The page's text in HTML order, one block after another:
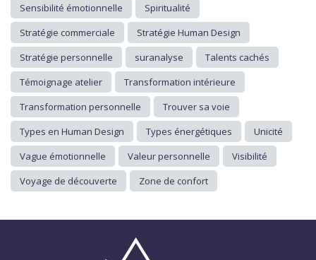
Sensibilité émotionnelle
Spiritualité
Stratégie commerciale
Stratégie Human Design
Stratégie personnelle
suranalyse
Talents cachés
Témoignage atelier
Transformation intérieure
Transformation personnelle
Trouver sa voie
Types en Human Design
Types énergétiques
Unicité
Vague émotionnelle
Valeur personnelle
Visibilité
Voyage de découverte
Zone de confort